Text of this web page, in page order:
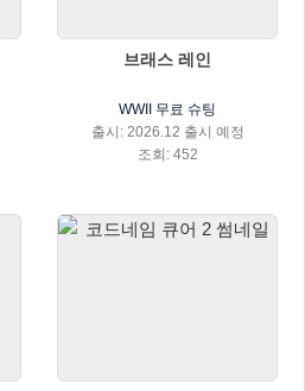
브래스 레인
WWII 무료 슈팅
출시: 2026.12 출시 예정
조회: 452